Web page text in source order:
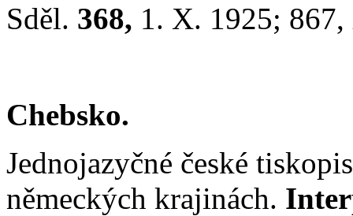
Sděl. 368, 1. X. 1925; 867,
Chebsko.
Jednojazyčné české
německých krajinách.